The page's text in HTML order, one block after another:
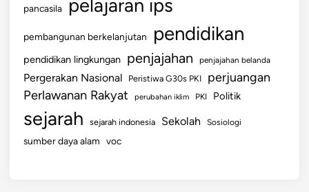
pancasila pelajaran ips
pembangunan berkelanjutan pendidikan
pendidikan lingkungan penjajahan penjajahan belanda
Pergerakan Nasional Peristiwa G30s PKI perjuangan
Perlawanan Rakyat perubahan iklim PKI Politik
sejarah sejarah indonesia Sekolah Sosiologi
sumber daya alam voc